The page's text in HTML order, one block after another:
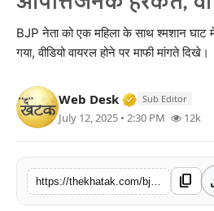
क्राइम
भारत
खेल
BJP नेता को एक महिला के साथ श्मशान घाट
गया, वीडियो वायरल होने पर माफी मांगते दिखे।
Web Desk Verified
Sub Editor
July 12, 2025 • 2:30 PM 12k
content_copy